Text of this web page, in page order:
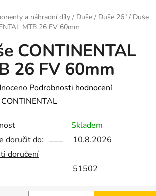
a náhradní díly / Duše / Duše 26" / Duše
MTB 26 FV 60mm
CONTINENTAL
26 FV 60mm
Podrobnosti hodnocení
CONTINENTAL
Skladem
doručit do:
10.8.2026
doručení
51502